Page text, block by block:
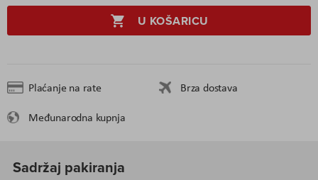
U KOŠARICU
Plaćanje na rate
Brza dostava
Međunarodna kupnja
Sadržaj pakiranja